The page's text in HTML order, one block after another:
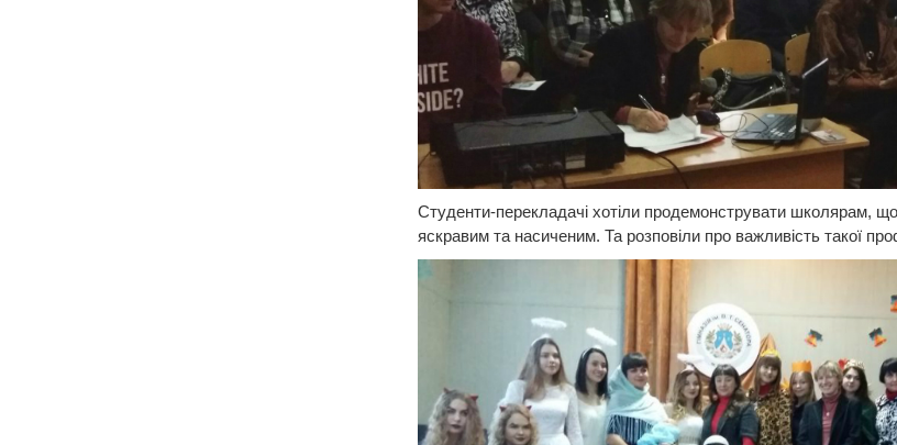
Студенти-перекладачі хотіли продемонструвати школярам,
яскравим та насиченим. Та розповіли про важливість такої